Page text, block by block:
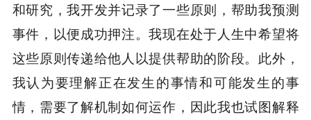
和研究，我开发并记录了一些原则，帮助我预测
事件，以便成功押注。我现在处于人生中希望将
这些原则传递给他人以提供帮助的阶段。此外，
我认为要理解正在发生的事情和可能发生的事
情，需要了解机制如何运作，因此我也试图解释